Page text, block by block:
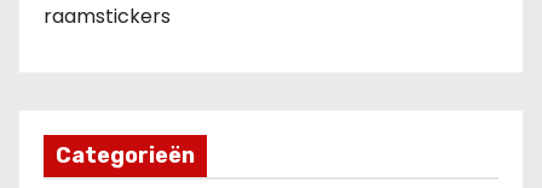
raamstickers
Categorieën